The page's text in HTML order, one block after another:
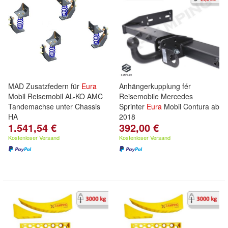
MAD Zusatzfedern für Eura
Mobil Reisemobil AL-KO AMC
Tandemachse unter Chassis
HA
1.541,54 €
Kostenloser Versand
Anhängerkupplung fér
Reisemobile Mercedes
Sprinter Eura Mobil Contura ab
2018
392,00 €
Kostenloser Versand